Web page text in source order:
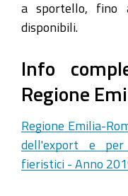
a sportello, fino
disponibili.
Info
Regione
Regione Emilia-
dell'export e
fieristici - Anno